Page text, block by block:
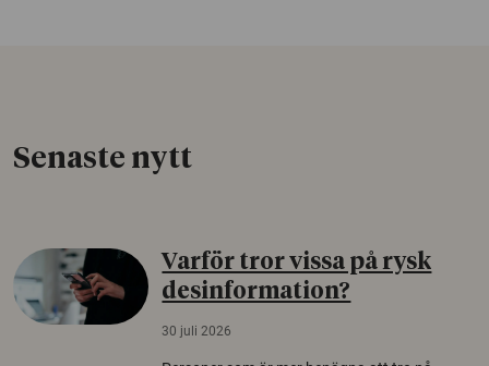
Senaste nytt
Varför tror vissa på rysk
desinformation?
30 juli 2026